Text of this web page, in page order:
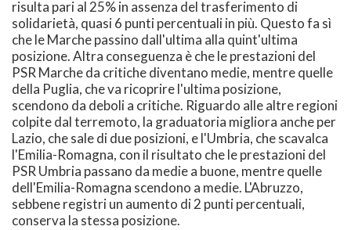
risulta pari al 25% in assenza del trasferimento di
solidarietà, quasi 6 punti percentuali in più. Questo fa sì
che le Marche passino dall'ultima alla quint'ultima
posizione. Altra conseguenza è che le prestazioni del
PSR Marche da critiche diventano medie, mentre quelle
della Puglia, che va ricoprire l'ultima posizione,
scendono da deboli a critiche. Riguardo alle altre regioni
colpite dal terremoto, la graduatoria migliora anche per
Lazio, che sale di due posizioni, e l'Umbria, che scavalca
l'Emilia-Romagna, con il risultato che le prestazioni del
PSR Umbria passano da medie a buone, mentre quelle
dell'Emilia-Romagna scendono a medie. L'Abruzzo,
sebbene registri un aumento di 2 punti percentuali,
conserva la stessa posizione.